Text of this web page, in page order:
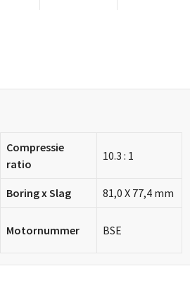
Compressie
ratio
10.3 : 1
Boring x Slag 81,0 X 77,4 mm
Motornummer BSE